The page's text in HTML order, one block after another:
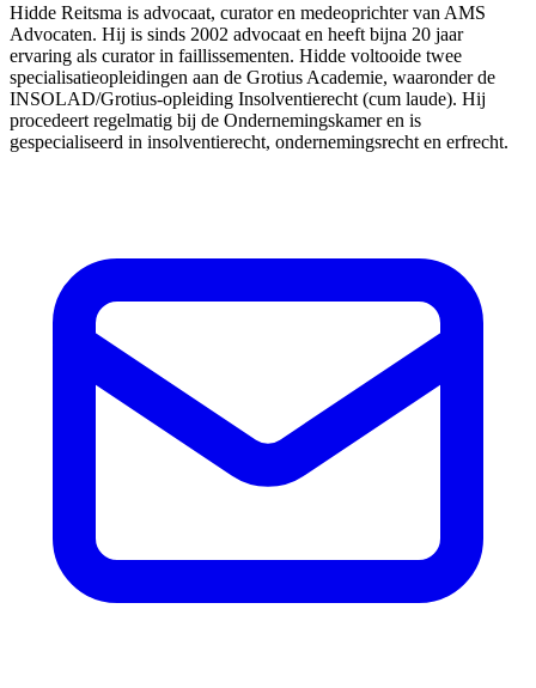
Hidde Reitsma is advocaat, curator en medeoprichter van AMS
Advocaten. Hij is sinds 2002 advocaat en heeft bijna 20 jaar
ervaring als curator in faillissementen. Hidde voltooide twee
specialisatieopleidingen aan de Grotius Academie, waaronder de
INSOLAD/Grotius-opleiding Insolventierecht (cum laude). Hij
procedeert regelmatig bij de Ondernemingskamer en is
gespecialiseerd in insolventierecht, ondernemingsrecht en erfrecht.